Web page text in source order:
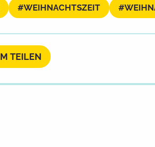
WEIHNACHTSZEIT
TEILEN